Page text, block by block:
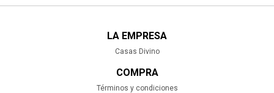
LA EMPRESA
Casas Divino
COMPRA
Términos y condiciones